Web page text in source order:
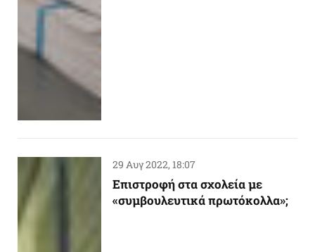
29 Αυγ 2022, 18:07
Επιστροφή στα σχολεία με
«συμβουλευτικά πρωτόκολλα»;